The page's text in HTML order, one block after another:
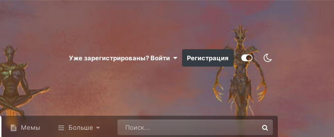
Уже зарегистрированы? Войти Регистрация
Мемы Больше